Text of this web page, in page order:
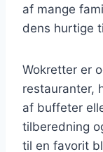
af mange
dens hurtige
Wokretter er
restauranter,
af buffeter
tilberedning
til en favorit